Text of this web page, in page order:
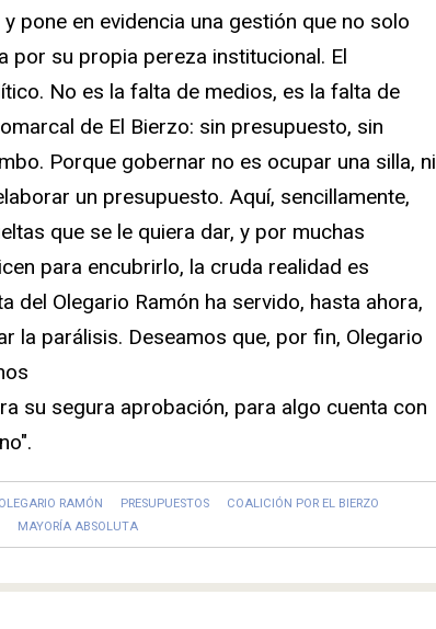
pone en evidencia una gestión que no solo
por su propia pereza institucional. El
No es la falta de medios, es la falta de
de El Bierzo: sin presupuesto, sin
Porque gobernar no es ocupar una silla, ni
un presupuesto. Aquí, sencillamente,
que se le quiera dar, y por muchas
para encubrirlo, la cruda realidad es
del Olegario Ramón ha servido, hasta ahora,
la parálisis. Deseamos que, por fin, Olegario
su segura aprobación, para algo cuenta con
OLEGARIO RAMÓN PRESUPUESTOS
COALICIÓN POR EL BIERZO
MAYORÍA ABSOLUTA